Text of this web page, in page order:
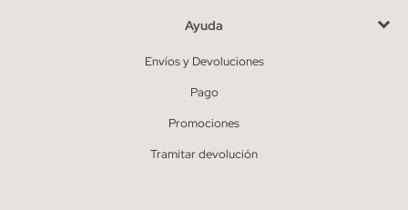
Ayuda
Envíos y Devoluciones
Pago
Promociones
Tramitar devolución